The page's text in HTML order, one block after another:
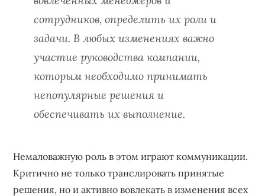
сотрудников, определить их роли и
задачи. В любых изменениях важно
участие руководства компании,
которым необходимо принимать
непопулярные решения и
обеспечивать их выполнение.
Немаловажную роль в этом играют коммуникации.
Критично не только транслировать принятые
решения, но и активно вовлекать в изменения всех